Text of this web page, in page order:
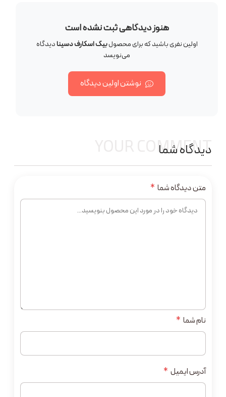
هنوز دیدگاهی ثبت نشده است
اولین نفری باشید که برای محصولبیگ اسکارف دسینادیدگاه
می‌نویسد
نوشتن اولین دیدگاه
دیدگاه شما
YOUR COMMENT
نام شما *
آدرس ایمیل *
متن دیدگاه شما *